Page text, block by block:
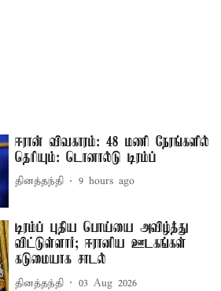
ஈரான் விவகாரம்: 48 மணி நேரங்களில்
தெரியும்: டொனால்டு டிரம்ப்
தினத்தந்தி 9 hours ago
டிரம்ப் புதிய பொய்யை அவிழ்த்து
விட்டுள்ளார்; ஈரானிய ஊடகங்கள்
கடுமையாக சாடல்
தினத்தந்தி 03 Aug 2026